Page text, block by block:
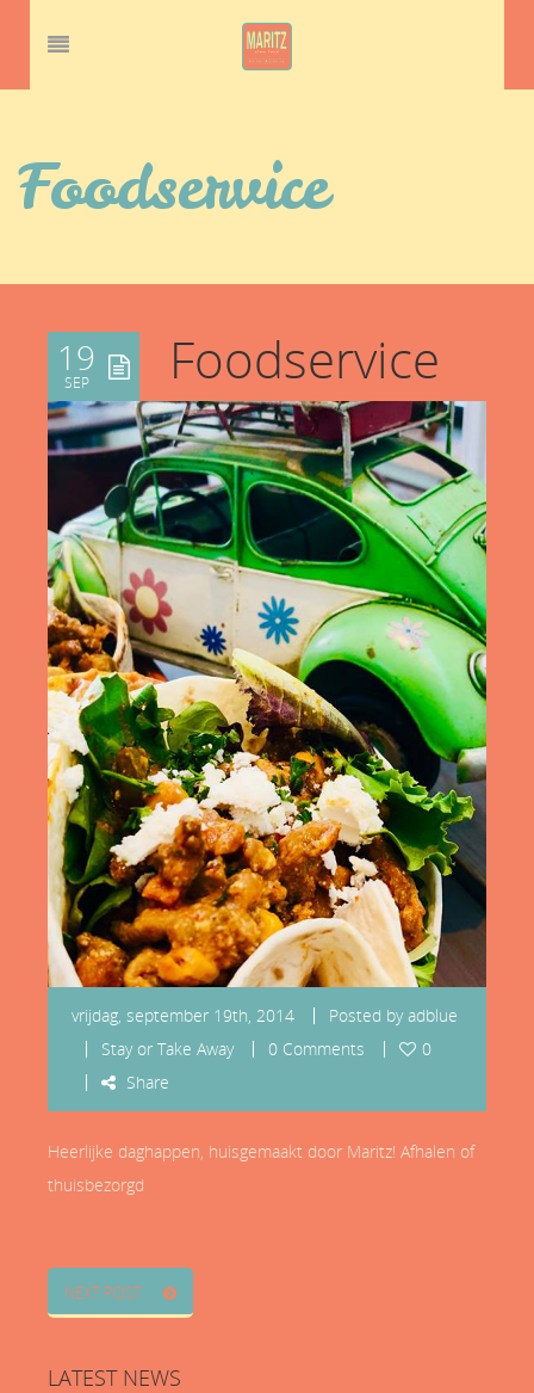
Foodservice
19
SEP Foodservice
vrijdag, september 19th, 2014 Posted byadblue
Stay or Take Away
0 Comments
0
Share
Heerlijke daghappen, huisgemaakt door Maritz! Afhalen of
thuisbezorgd
NEXT POST
LATESTNEWS